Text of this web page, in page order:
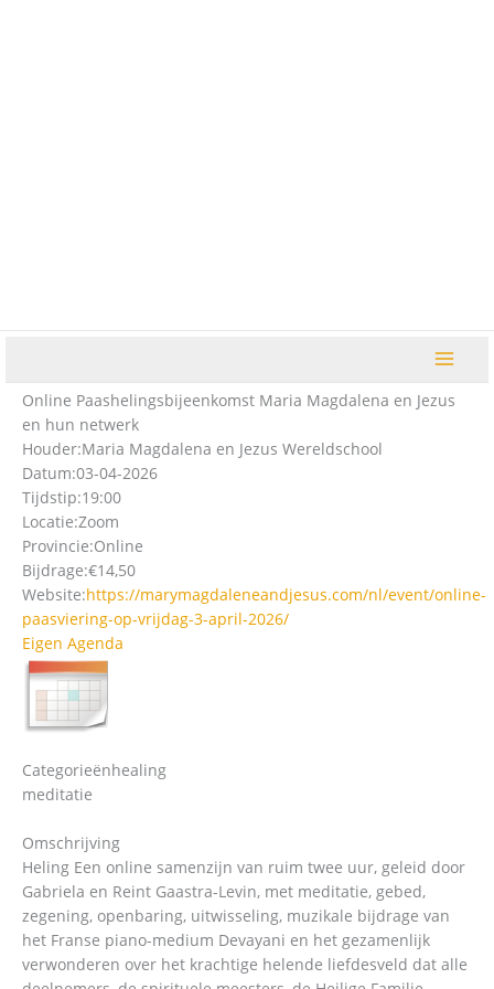
Online Paashelingsbijeenkomst Maria Magdalena en Jezus
en hun netwerk
Houder:Maria Magdalena en Jezus Wereldschool
Datum:03-04-2026
Tijdstip:19:00
Locatie:Zoom
Provincie:Online
Bijdrage:€14,50
Website:https://marymagdaleneandjesus.com/nl/event/online-
paasviering-op-vrijdag-3-april-2026/
Eigen Agenda
Categorieënhealing
meditatie
Omschrijving
Heling Een online samenzijn van ruim twee uur, geleid door
Gabriela en Reint Gaastra-Levin, met meditatie, gebed,
zegening, openbaring, uitwisseling, muzikale bijdrage van
het Franse piano-medium Devayani en het gezamenlijk
verwonderen over het krachtige helende liefdesveld dat alle